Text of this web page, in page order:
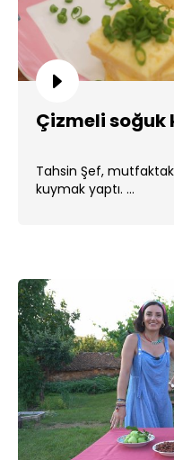
Çizmeli
Tahsin Şef,
kuymak yaptı. ...